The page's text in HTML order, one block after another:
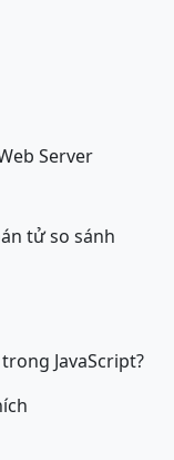
Server
tử so sánh
JavaScript?